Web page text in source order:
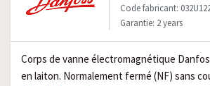
Code fabricant:
Garantie: 2 years
Corps de vanne électromagnétique
en laiton. Normalement fermé (NF) sans